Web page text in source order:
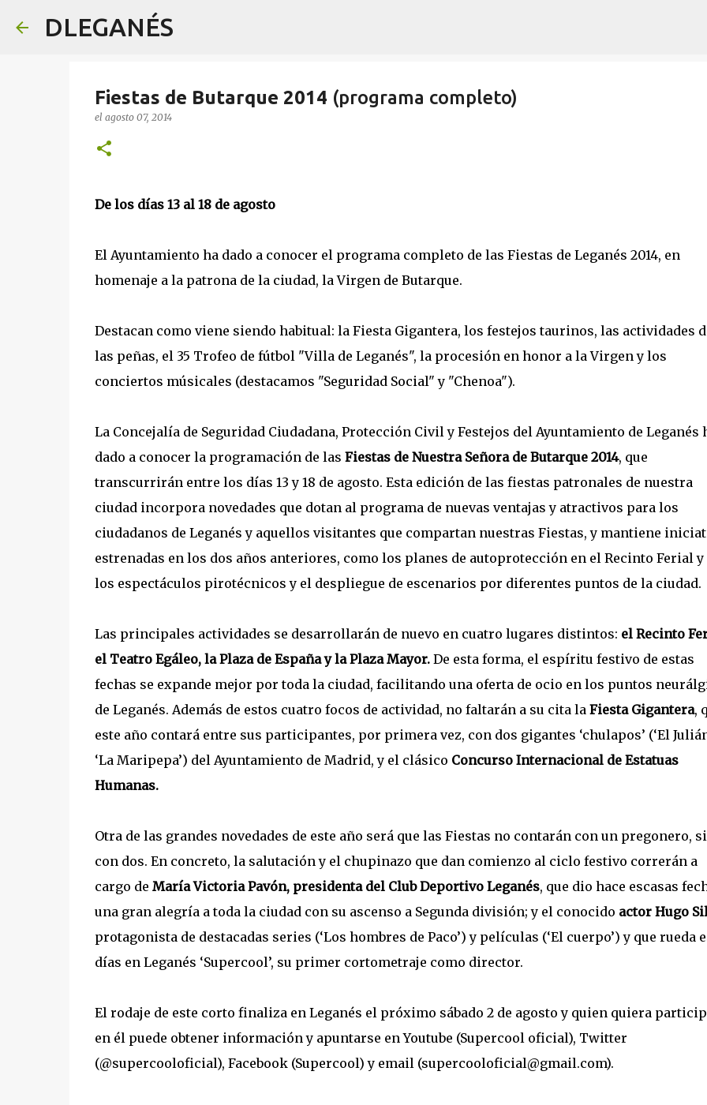
DLEGANÉS
Fiestas de Butarque 2014 (programa completo)
el agosto 07, 2014
De los días 13 al 18 de agosto
El Ayuntamiento ha dado a conocer el programa completo de las Fiestas de Leganés 2014, en
homenaje a la patrona de la ciudad, la Virgen de Butarque.
Destacan como viene siendo habitual: la Fiesta Gigantera, los festejos taurinos, las actividades
las peñas, el 35 Trofeo de fútbol "Villa de Leganés", la procesión en honor a la Virgen y los
conciertos músicales (destacamos "Seguridad Social" y "Chenoa").
La Concejalía de Seguridad Ciudadana, Protección Civil y Festejos del Ayuntamiento de Leganés
dado a conocer la programación de las Fiestas de Nuestra Señora de Butarque 2014, que
transcurrirán entre los días 13 y 18 de agosto. Esta edición de las fiestas patronales de nuestra
ciudad incorpora novedades que dotan al programa de nuevas ventajas y atractivos para los
ciudadanos de Leganés y aquellos visitantes que compartan nuestras Fiestas, y mantiene
estrenadas en los dos años anteriores, como los planes de autoprotección en el Recinto Ferial y
los espectáculos pirotécnicos y el despliegue de escenarios por diferentes puntos de la ciudad.
Las principales actividades se desarrollarán de nuevo en cuatro lugares distintos: el Recinto
el Teatro Egáleo, la Plaza de España y la Plaza Mayor.De esta forma, el espíritu festivo de estas
fechas se expande mejor por toda la ciudad, facilitando una oferta de ocio en los puntos
de Leganés. Además de estos cuatro focos de actividad, no faltarán a su cita la Fiesta Gigantera,
este año contará entre sus participantes, por primera vez, con dos gigantes ‘chulapos’ (‘El
‘La Maripepa’) del Ayuntamiento de Madrid, y el clásico Concurso Internacional de Estatuas
Humanas.
Otra de las grandes novedades de este año será que las Fiestas no contarán con un pregonero,
con dos. En concreto, la salutación y el chupinazo que dan comienzo al ciclo festivo correrán a
cargo de María Victoria Pavón, presidenta del Club Deportivo Leganés, que dio hace escasas
una gran alegría a toda la ciudad con su ascenso a Segunda división; y el conocido actor Hugo
protagonista de destacadas series (‘Los hombres de Paco’) y películas (‘El cuerpo’) y que rueda
días en Leganés ‘Supercool’, su primer cortometraje como director.
El rodaje de este corto finaliza en Leganés el próximo sábado 2 de agosto y quien quiera
en él puede obtener información y apuntarse en Youtube (Supercool oficial), Twitter
(@supercooloficial), Facebook (Supercool) y email (supercooloficial@gmail.com).